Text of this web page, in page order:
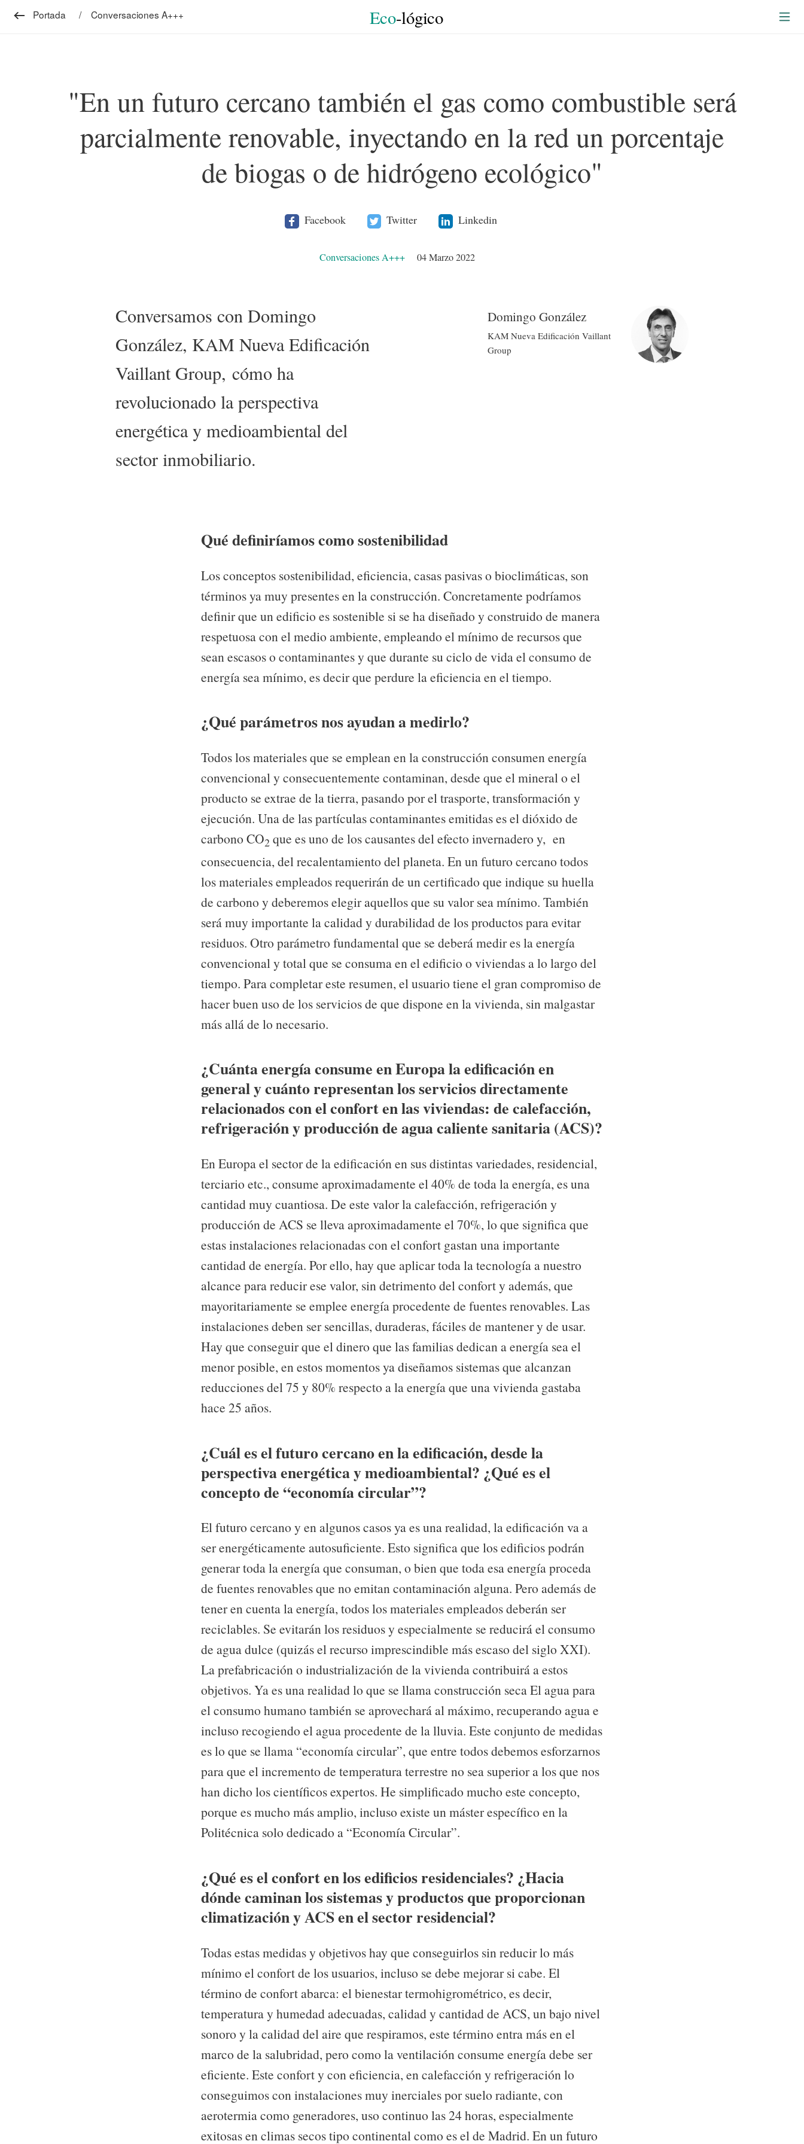
Eco-lógico
Portada Conversaciones A+++
"En un futuro cercano también el gas como combustible será
parcialmente renovable, inyectando en la red un porcentaje
de biogas o de hidrógeno ecológico"
Facebook Twitter Linkedin
Conversaciones A+++ 04 Marzo 2022
Domingo González
Actividad
KAM Nueva Edificación Vaillant
Group
Conversamos con Domingo
González, KAM Nueva Edificación
Vaillant Group, cómo ha
revolucionado la perspectiva
energética y medioambiental del
sector inmobiliario.
Qué definiríamos como sostenibilidad
Los conceptos sostenibilidad, eficiencia, casas pasivas o bioclimáticas, son
términos ya muy presentes en la construcción. Concretamente podríamos
definir que un edificio es sostenible si se ha diseñado y construido de manera
respetuosa con el medio ambiente, empleando el mínimo de recursos que
sean escasos o contaminantes y que durante su ciclo de vida el consumo de
energía sea mínimo, es decir que perdure la eficiencia en el tiempo.
¿Qué parámetros nos ayudan a medirlo?
Todos los materiales que se emplean en la construcción consumen energía
convencional y consecuentemente contaminan, desde que el mineral o el
producto se extrae de la tierra, pasando por el trasporte, transformación y
ejecución. Una de las partículas contaminantes emitidas es el dióxido de
carbono CO2 que es uno de los causantes del efecto invernadero y, en
consecuencia, del recalentamiento del planeta. En un futuro cercano todos
los materiales empleados requerirán de un certificado que indique su huella
de carbono y deberemos elegir aquellos que su valor sea mínimo. También
será muy importante la calidad y durabilidad de los productos para evitar
residuos. Otro parámetro fundamental que se deberá medir es la energía
convencional y total que se consuma en el edificio o viviendas a lo largo del
tiempo. Para completar este resumen, el usuario tiene el gran compromiso de
hacer buen uso de los servicios de que dispone en la vivienda, sin malgastar
más allá de lo necesario.
¿Cuánta energía consume en Europa la edificación en
general y cuánto representan los servicios directamente
relacionados con el confort en las viviendas: de calefacción,
refrigeración y producción de agua caliente sanitaria (ACS)?
En Europa el sector de la edificación en sus distintas variedades, residencial,
terciario etc., consume aproximadamente el 40% de toda la energía, es una
cantidad muy cuantiosa. De este valor la calefacción, refrigeración y
producción de ACS se lleva aproximadamente el 70%, lo que significa que
estas instalaciones relacionadas con el confort gastan una importante
cantidad de energía. Por ello, hay que aplicar toda la tecnología a nuestro
alcance para reducir ese valor, sin detrimento del confort y además, que
mayoritariamente se emplee energía procedente de fuentes renovables. Las
instalaciones deben ser sencillas, duraderas, fáciles de mantener y de usar.
Hay que conseguir que el dinero que las familias dedican a energía sea el
menor posible, en estos momentos ya diseñamos sistemas que alcanzan
reducciones del 75 y 80% respecto a la energía que una vivienda gastaba
hace 25 años.
¿Cuál es el futuro cercano en la edificación, desde la
perspectiva energética y medioambiental? ¿Qué es el
concepto de “economía circular”?
El futuro cercano y en algunos casos ya es una realidad, la edificación va a
ser energéticamente autosuficiente. Esto significa que los edificios podrán
generar toda la energía que consuman, o bien que toda esa energía proceda
de fuentes renovables que no emitan contaminación alguna. Pero además de
tener en cuenta la energía, todos los materiales empleados deberán ser
reciclables. Se evitarán los residuos y especialmente se reducirá el consumo
de agua dulce (quizás el recurso imprescindible más escaso del siglo XXI).
La prefabricación o industrialización de la vivienda contribuirá a estos
objetivos. Ya es una realidad lo que se llama construcción seca El agua para
el consumo humano también se aprovechará al máximo, recuperando agua e
incluso recogiendo el agua procedente de la lluvia. Este conjunto de medidas
es lo que se llama “economía circular”, que entre todos debemos esforzarnos
para que el incremento de temperatura terrestre no sea superior a los que nos
han dicho los científicos expertos. He simplificado mucho este concepto,
porque es mucho más amplio, incluso existe un máster específico en la
Politécnica solo dedicado a “Economía Circular”.
¿Qué es el confort en los edificios residenciales? ¿Hacia
dónde caminan los sistemas y productos que proporcionan
climatización y ACS en el sector residencial?
Todas estas medidas y objetivos hay que conseguirlos sin reducir lo más
mínimo el confort de los usuarios, incluso se debe mejorar si cabe. El
término de confort abarca: el bienestar termohigrométrico, es decir,
temperatura y humedad adecuadas, calidad y cantidad de ACS, un bajo nivel
sonoro y la calidad del aire que respiramos, este término entra más en el
marco de la salubridad, pero como la ventilación consume energía debe ser
eficiente. Este confort y con eficiencia, en calefacción y refrigeración lo
conseguimos con instalaciones muy inerciales por suelo radiante, con
aerotermia como generadores, uso continuo las 24 horas, especialmente
exitosas en climas secos tipo continental como es el de Madrid. En un futuro